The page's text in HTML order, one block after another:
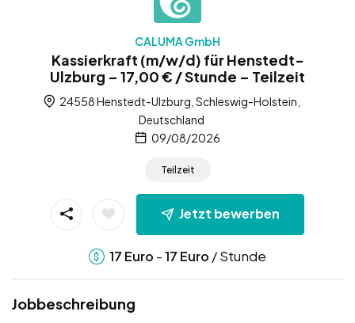
CALUMA GmbH
Kassierkraft (m/w/d) für Henstedt-
Ulzburg – 17,00 € / Stunde – Teilzeit
24558 Henstedt-Ulzburg, Schleswig-Holstein,
Deutschland
09/08/2026
Teilzeit
Jetzt bewerben
17 Euro -17 Euro / Stunde
Jobbeschreibung